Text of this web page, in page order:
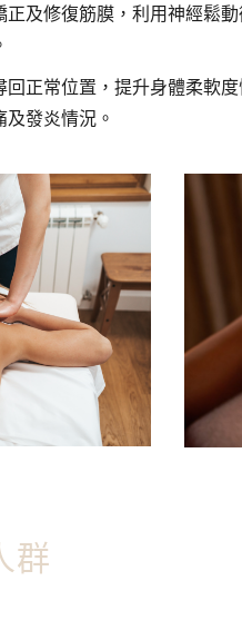
及修復筋膜，利用神經鬆
正常位置，提升身體柔軟
發炎情況。
群